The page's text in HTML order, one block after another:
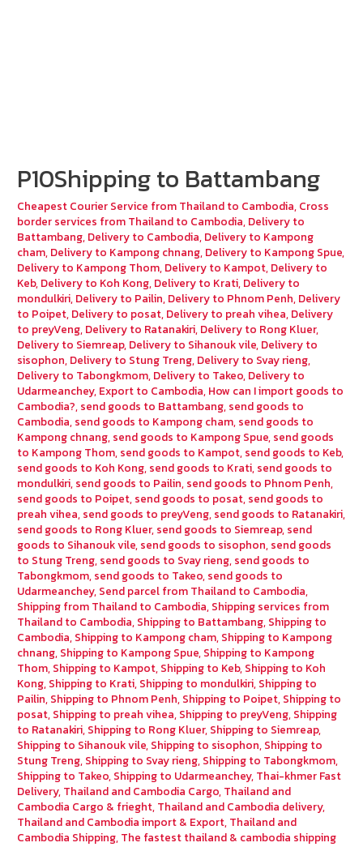
P10Shipping to Battambang
Cheapest Courier Service from Thailand to Cambodia, Cross
border services from Thailand to Cambodia, Delivery to
Battambang, Delivery to Cambodia, Delivery to Kampong
cham, Delivery to Kampong chnang, Delivery to Kampong Spue,
Delivery to Kampong Thom, Delivery to Kampot, Delivery to
Keb, Delivery to Koh Kong, Delivery to Krati, Delivery to
mondulkiri, Delivery to Pailin, Delivery to Phnom Penh, Delivery
to Poipet, Delivery to posat, Delivery to preah vihea, Delivery
to preyVeng, Delivery to Ratanakiri, Delivery to Rong Kluer,
Delivery to Siemreap, Delivery to Sihanouk vile, Delivery to
sisophon, Delivery to Stung Treng, Delivery to Svay rieng,
Delivery to Tabongkmom, Delivery to Takeo, Delivery to
Udarmeanchey, Export to Cambodia, How can I import goods to
Cambodia?, send goods to Battambang, send goods to
Cambodia, send goods to Kampong cham, send goods to
Kampong chnang, send goods to Kampong Spue, send goods
to Kampong Thom, send goods to Kampot, send goods to Keb,
send goods to Koh Kong, send goods to Krati, send goods to
mondulkiri, send goods to Pailin, send goods to Phnom Penh,
send goods to Poipet, send goods to posat, send goods to
preah vihea, send goods to preyVeng, send goods to Ratanakiri,
send goods to Rong Kluer, send goods to Siemreap, send
goods to Sihanouk vile, send goods to sisophon, send goods
to Stung Treng, send goods to Svay rieng, send goods to
Tabongkmom, send goods to Takeo, send goods to
Udarmeanchey, Send parcel from Thailand to Cambodia,
Shipping from Thailand to Cambodia, Shipping services from
Thailand to Cambodia, Shipping to Battambang, Shipping to
Cambodia, Shipping to Kampong cham, Shipping to Kampong
chnang, Shipping to Kampong Spue, Shipping to Kampong
Thom, Shipping to Kampot, Shipping to Keb, Shipping to Koh
Kong, Shipping to Krati, Shipping to mondulkiri, Shipping to
Pailin, Shipping to Phnom Penh, Shipping to Poipet, Shipping to
posat, Shipping to preah vihea, Shipping to preyVeng, Shipping
to Ratanakiri, Shipping to Rong Kluer, Shipping to Siemreap,
Shipping to Sihanouk vile, Shipping to sisophon, Shipping to
Stung Treng, Shipping to Svay rieng, Shipping to Tabongkmom,
Shipping to Takeo, Shipping to Udarmeanchey, Thai-khmer Fast
Delivery, Thailand and Cambodia Cargo, Thailand and
Cambodia Cargo & frieght, Thailand and Cambodia delivery,
Thailand and Cambodia import & Export, Thailand and
Cambodia Shipping, The fastest thailand & cambodia shipping